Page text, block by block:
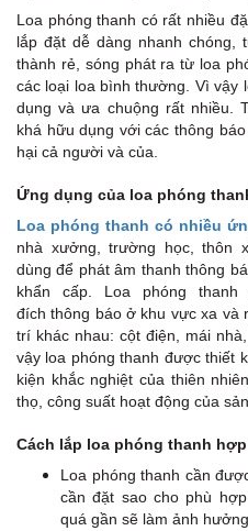
Loa phóng thanh có rất nhiều
lắp đặt dễ dàng nhanh chóng,
thành rẻ, sóng phát ra từ loa
các loại loa bình thường. Vì vậy
dụng và ưa chuộng rất nhiều.
khá hữu dụng với các thông
hại cả người và của.
Ứng dụng của loa phóng
Loa phóng thanh có nhiều
nhà xưởng, trường học, thôn
dùng để phát âm thanh thông
khẩn cấp. Loa phóng
đích thông báo ở khu vực xa và
trí khác nhau: cột điện, mái
vậy loa phóng thanh được thiết
kiện khắc nghiệt của thiên
thọ, công suất hoạt động của
Cách lắp loa phóng thanh
Loa phóng thanh cần
cần đặt sao cho phù
quá gần sẽ làm ảnh